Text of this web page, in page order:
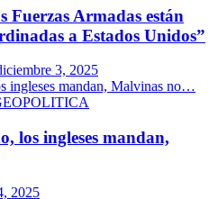
Armadas están
a Estados Unidos”
3, 2025
los ingleses mandan,
2025